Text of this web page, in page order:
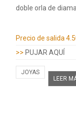
doble orla de
Precio de salida
>> PUJAR AQUÍ
JOYAS
LEER